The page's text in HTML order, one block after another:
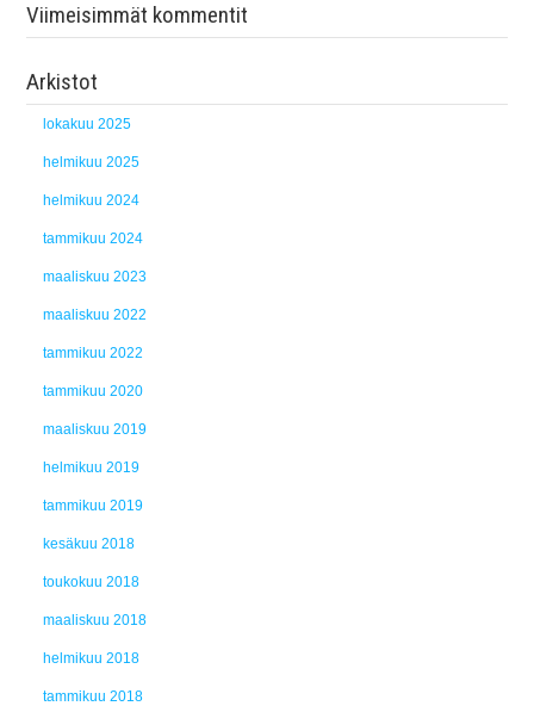
Viimeisimmät kommentit
Arkistot
lokakuu 2025
helmikuu 2025
helmikuu 2024
tammikuu 2024
maaliskuu 2023
maaliskuu 2022
tammikuu 2022
tammikuu 2020
maaliskuu 2019
helmikuu 2019
tammikuu 2019
kesäkuu 2018
toukokuu 2018
maaliskuu 2018
helmikuu 2018
tammikuu 2018